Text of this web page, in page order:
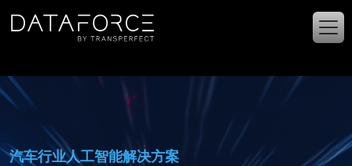
汽车行业人工智能解决方案